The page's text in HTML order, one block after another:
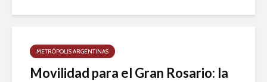
METRÓPOLIS ARGENTINAS
Movilidad para el Gran Rosario: la